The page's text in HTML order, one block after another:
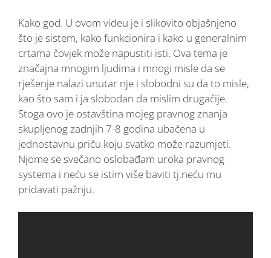
Kako god. U ovom videu je i slikovito objašnjeno
što je sistem, kako funkcionira i kako u generalnim
crtama čovjek može napustiti isti. Ova tema je
značajna mnogim ljudima i mnogi misle da se
rješenje nalazi unutar nje i slobodni su da to misle,
kao što sam i ja slobodan da mislim drugačije.
Stoga ovo je ostavština mojeg pravnog znanja
skupljenog zadnjih 7-8 godina ubačena u
jednostavnu priču koju svatko može razumjeti.
Njome se svečano oslobađam uroka pravnog
systema i neću se istim više baviti tj.neću mu
pridavati pažnju.